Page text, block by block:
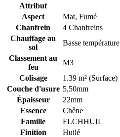
Attribut
Aspect
Mat, Fumé
Chanfrein
4 Chanfreins
Chauffage au
sol
Basse température
Classement au
feu
M3
Colisage
1.39 m² (Surface)
Couche d'usure 5,50mm
Épaisseur
22mm
Essence
Chêne
Famille
FLCHHUIL
Finition
Huilé